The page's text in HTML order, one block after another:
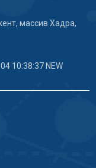
массив Хадра,
10:38:37 NEW